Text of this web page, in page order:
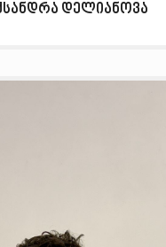
დელიანოვა